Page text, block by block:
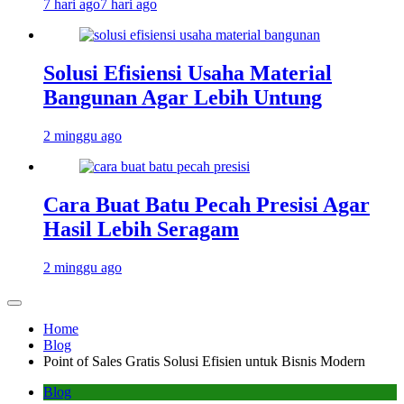
7 hari ago7 hari ago
Solusi Efisiensi Usaha Material
Bangunan Agar Lebih Untung
2 minggu ago
Cara Buat Batu Pecah Presisi Agar
Hasil Lebih Seragam
2 minggu ago
Home
Blog
Point of Sales Gratis Solusi Efisien untuk Bisnis Modern
Blog